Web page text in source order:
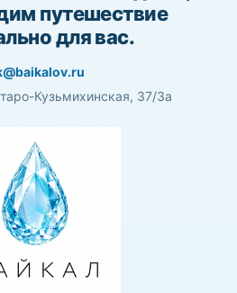
путешествие
для вас.
Кузьмихинская, 37/3а